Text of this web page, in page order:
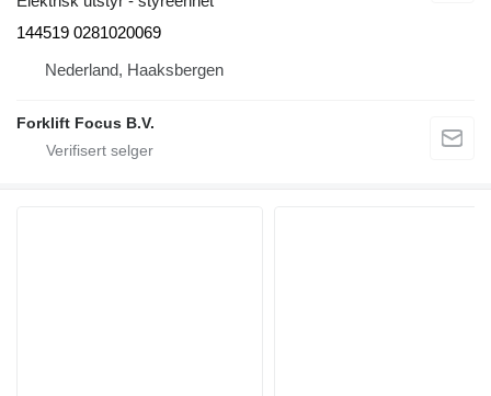
144519 0281020069
Nederland, Haaksbergen
Forklift Focus B.V.